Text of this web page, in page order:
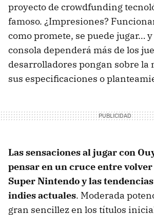
proyecto de crowdfunding
famoso. ¿Impresiones?
como promete, se puede jugar…
consola dependerá más de los
desarrolladores pongan sobre la
sus especificaciones o
Las sensaciones al jugar con
pensar en un cruce entre
Super Nintendo y las
indies actuales. Moderada
gran sencillez en los títulos